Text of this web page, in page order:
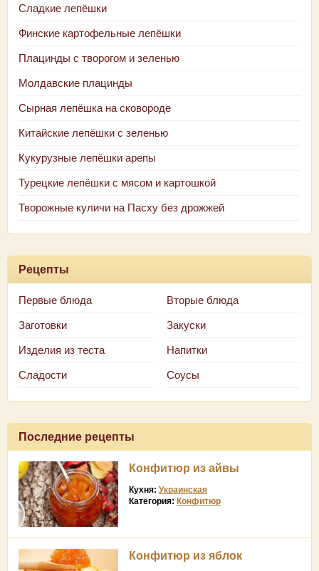
Сладкие лепёшки
Финские картофельные лепёшки
Плацинды с творогом и зеленью
Молдавские плацинды
Сырная лепёшка на сковороде
Китайские лепёшки с зеленью
Кукурузные лепёшки арепы
Турецкие лепёшки с мясом и картошкой
Творожные куличи на Пасху без дрожжей
Рецепты
Первые блюда Вторые блюда
Заготовки Закуски
Изделия из теста Напитки
Сладости Соусы
Последние рецепты
Конфитюр из айвы
Кухня: Украинская
Категория: Конфитюр
Конфитюр из яблок